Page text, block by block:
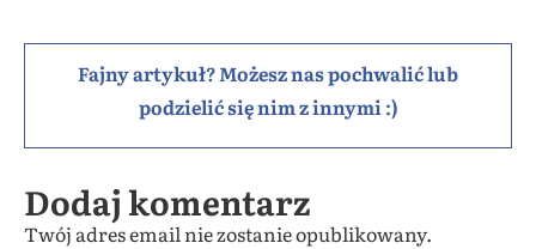
Fajny artykuł? Możesz nas pochwalić lub
podzielić się nim z innymi :)
Dodaj komentarz
Twój adres email nie zostanie opublikowany.